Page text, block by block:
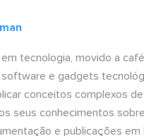
tecnologia, movido a
e gadgets
conceitos complexos
seus conhecimentos
e publicações em